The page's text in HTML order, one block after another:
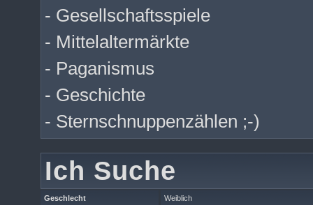
- Gesellschaftsspiele
- Mittelaltermärkte
- Paganismus
- Geschichte
- Sternschnuppenzählen ;-)
Ich Suche
Geschlecht Weiblich